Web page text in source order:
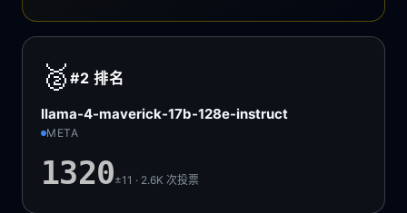
🥈 #2排名
llama-4-maverick-17b-128e-instruct
META
1320±11 · 2.6K次投票